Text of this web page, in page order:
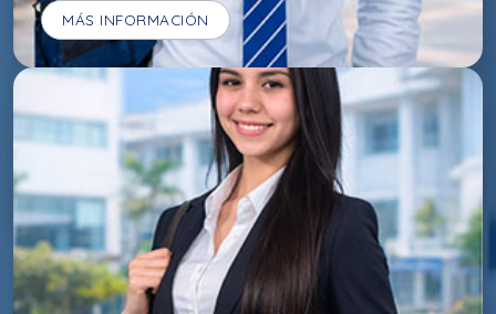
MÁS INFORMACIÓN